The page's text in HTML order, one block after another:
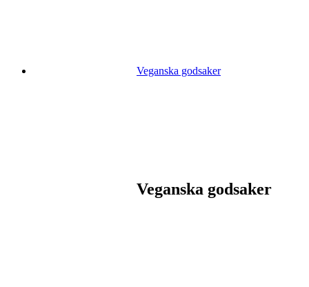
Veganska godsaker
Veganska godsaker